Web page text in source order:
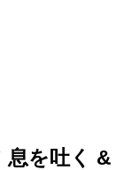
息を吐く